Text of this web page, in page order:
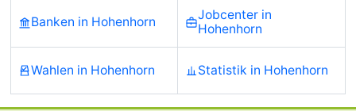
Banken in Hohenhorn
Jobcenter in
Hohenhorn
Wahlen in Hohenhorn Statistik in Hohenhorn